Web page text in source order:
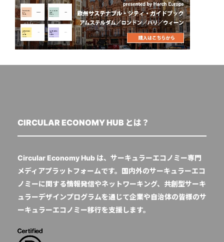
CIRCULAR ECONOMY HUB とは？
Circular Economy Hub は、サーキュラーエコノミー専門
メディアプラットフォームです。国内外のサーキュラーエコ
ノミーに関する情報発信やネットワーキング、共創型サーキ
ュラーデザインプログラムを通じて企業や自治体の皆様のサ
ーキュラーエコノミー移行を支援します。